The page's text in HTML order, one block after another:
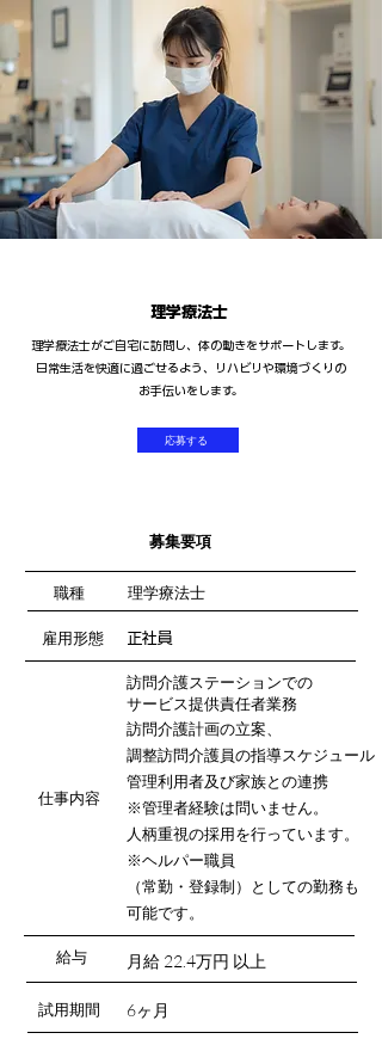
理学療法士
理学療法士がご自宅に訪問し、体の動きをサポートします。
日常生活を快適に過ごせるよう、リハビリや環境づくりの
お手伝いをします。
応募する
募集要項
理学療法士
​仕事内容​
試用期間
​​給与
​正社員
訪問介護計画の立案、
調整訪問介護員の指導スケジュール
管理利用者及び家族との連携
※管理者経験は問いません。
人柄重視の採用を行っています。
※ヘルパー職員
（常勤・登録制）としての勤務も
可能です。
​職種
雇用形態
訪問介護ステーションでの
サービス提供責任者業務
6ヶ月
月給 22.4万円 以上